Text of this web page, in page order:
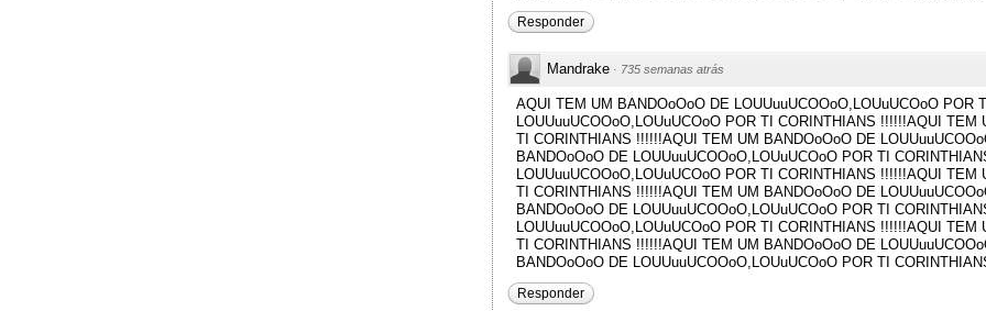
Responder
Mandrake · 735 semanas atrás
AQUI TEM UM BANDOoOoO DE LOUUuuUCOOoO,LOUuUCOoO
LOUUuuUCOOoO,LOUuUCOoO POR TI CORINTHIANS !!!!!!AQUI
TI CORINTHIANS !!!!!!AQUI TEM UM BANDOoOoO DE
BANDOoOoO DE LOUUuuUCOOoO,LOUuUCOoO POR TI
LOUUuuUCOOoO,LOUuUCOoO POR TI CORINTHIANS !!!!!!AQUI
TI CORINTHIANS !!!!!!AQUI TEM UM BANDOoOoO DE
BANDOoOoO DE LOUUuuUCOOoO,LOUuUCOoO POR TI
LOUUuuUCOOoO,LOUuUCOoO POR TI CORINTHIANS !!!!!!AQUI
TI CORINTHIANS !!!!!!AQUI TEM UM BANDOoOoO DE
BANDOoOoO DE LOUUuuUCOOoO,LOUuUCOoO POR TI
Responder